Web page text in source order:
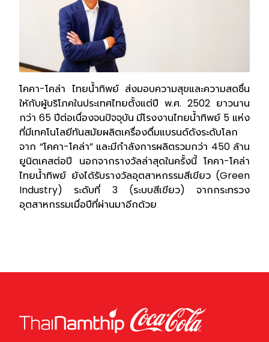
โคคา-โคล่า ไทยน้ำทิพย์ ส่งมอบความสุขและความสดชื่น
ให้กับผู้บริโภคในประเทศไทยตั้งแต่ปี พ.ศ. 2502 ยาวนาน
กว่า 65 ปีต่อเนื่องจนปัจจุบัน มีโรงงานไทยน้ำทิพย์ 5 แห่ง
ที่มีเทคโนโลยีทันสมัยผลิตเครื่องดื่มแบรนด์ดังระดับโลก
จาก “โคคา-โคล่า” และมีกำลังการผลิตรวมกว่า 450 ล้าน
ยูนิตเคสต่อปี นอกจากรางวัลล่าสุดในครั้งนี้ โคคา-โคล่า
ไทยน้ำทิพย์ ยังได้รับรางวัลอุตสาหกรรมสีเขียว (Green
Industry) ระดับที่ 3 (ระบบสีเขียว) จากกระทรวง
อุตสาหกรรมเมื่อปีที่ผ่านมาอีกด้วย